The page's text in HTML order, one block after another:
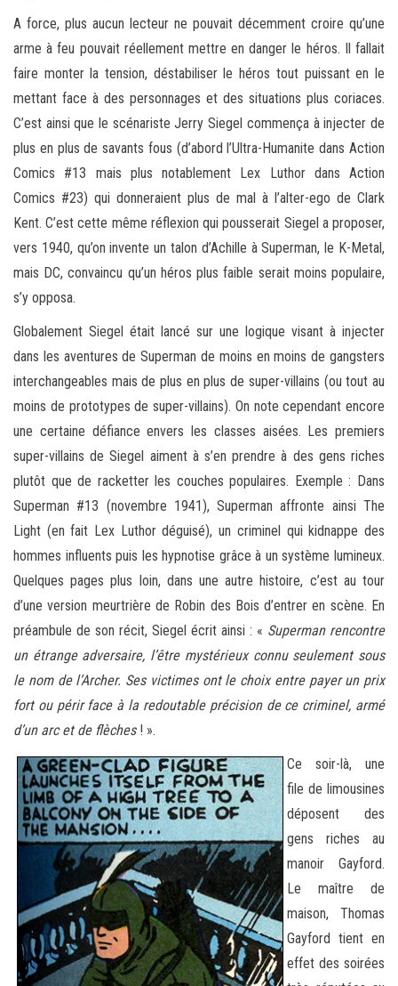
A force, plus aucun lecteur ne pouvait décemment croire qu’une
arme à feu pouvait réellement mettre en danger le héros. Il fallait
faire monter la tension, déstabiliser le héros tout puissant en le
mettant face à des personnages et des situations plus coriaces.
C’est ainsi que le scénariste Jerry Siegel commença à injecter de
plus en plus de savants fous (d’abord l’Ultra-Humanite dans Action
Comics #13 mais plus notablement Lex Luthor dans Action
Comics #23) qui donneraient plus de mal à l’alter-ego de Clark
Kent. C’est cette même réflexion qui pousserait Siegel a proposer,
vers 1940, qu’on invente un talon d’Achille à Superman, le K-Metal,
mais DC, convaincu qu’un héros plus faible serait moins populaire,
s’y opposa.
Globalement Siegel était lancé sur une logique visant à injecter
dans les aventures de Superman de moins en moins de gangsters
interchangeables mais de plus en plus de super-villains (ou tout au
moins de prototypes de super-villains). On note cependant encore
une certaine défiance envers les classes aisées. Les premiers
super-villains de Siegel aiment à s’en prendre à des gens riches
plutôt que de racketter les couches populaires. Exemple : Dans
Superman #13 (novembre 1941), Superman affronte ainsi The
Light (en fait Lex Luthor déguisé), un criminel qui kidnappe des
hommes influents puis les hypnotise grâce à un système lumineux.
Quelques pages plus loin, dans une autre histoire, c’est au tour
d’une version meurtrière de Robin des Bois d’entrer en scène. En
préambule de son récit, Siegel écrit ainsi : « Superman rencontre
un étrange adversaire, l’être mystérieux connu seulement sous
le nom de l’Archer. Ses victimes ont le choix entre payer un prix
fort ou périr face à la redoutable précision de ce criminel, armé
d’un arc et de flèches ! ».
Ce soir-là, une
file de limousines
déposent des
gens riches au
manoir Gayford.
Le maître de
maison, Thomas
Gayford tient en
effet des soirées